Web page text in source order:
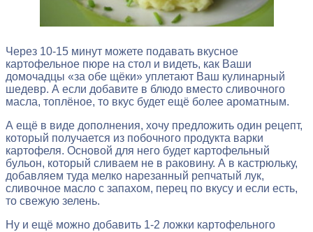
Через 10-15 минут можете подавать вкусное
картофельное пюре на стол и видеть, как Ваши
домочадцы «за обе щёки» уплетают Ваш кулинарный
шедевр. А если добавите в блюдо вместо сливочного
масла, топлёное, то вкус будет ещё более ароматным.
А ещё в виде дополнения, хочу предложить один рецепт,
который получается из побочного продукта варки
картофеля. Основой для него будет картофельный
бульон, который сливаем не в раковину. А в кастрюльку,
добавляем туда мелко нарезанный репчатый лук,
сливочное масло с запахом, перец по вкусу и если есть,
то свежую зелень.
Ну и ещё можно добавить 1-2 ложки картофельного